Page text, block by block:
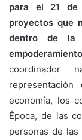
para el 21 de
proyectos que
dentro de la
empoderamiento
coordinador
economía, los
Época, de las
personas de las